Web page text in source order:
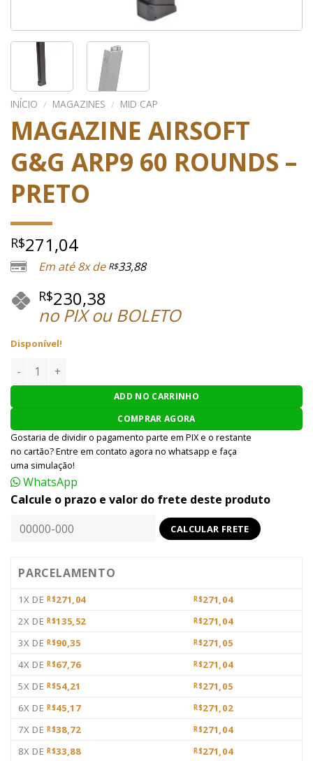
INÍCIO / MAGAZINES / MID CAP
MAGAZINE AIRSOFT
G&G ARP9 60 ROUNDS –
PRETO
R$271,04
Em até 8x de R$33,88
R$230,38
no PIX ou BOLETO
Disponível!
MAGAZINE AIRSOFT G&G ARP9 60 ROUNDS - PRETO
ADD NO CARRINHO
COMPRAR AGORA
Gostaria de dividir o pagamento parte em PIX e o restante
no cartão? Entre em contato agora no whatsapp e faça
uma simulação!
WhatsApp
Calcule o prazo e valor do frete deste produto
PARCELAMENTO
1X DE R$271,04 R$271,04
2X DE R$135,52 R$271,04
3X DE R$90,35 R$271,05
4X DE R$67,76 R$271,04
5X DE R$54,21 R$271,05
6X DE R$45,17 R$271,02
7X DE R$38,72 R$271,04
8X DE R$33,88 R$271,04